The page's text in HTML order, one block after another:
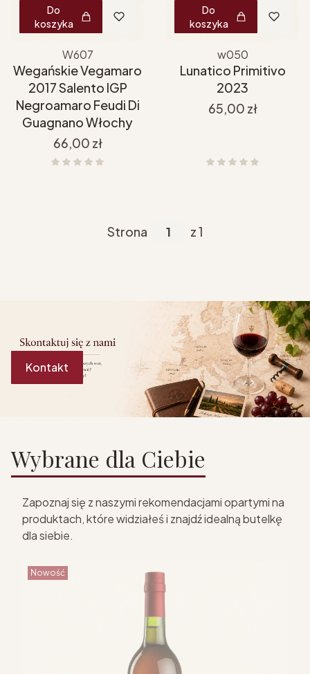
Do
koszyka
W607
Wegańskie Vegamaro
2017 Salento IGP
Negroamaro Feudi Di
Guagnano Włochy
Cena
66,00 zł
Do
koszyka
w050
Lunatico Primitivo
2023
Cena
65,00 zł
Strona z 1
Kontakt
Wybrane dla Ciebie
Zapoznaj się z naszymi rekomendacjami opartymi na
produktach, które widziałeś i znajdź idealną butelkę
dla siebie.
Nowość